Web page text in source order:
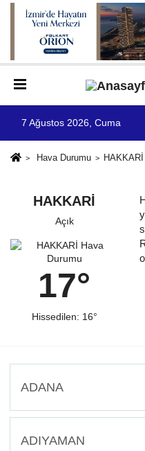
7 Ağustos 2026, Cuma
Hava Durumu HAKKARİ
HAKKARİ
Açık
17°
Hissedilen: 16°
ADANA
ADIYAMAN